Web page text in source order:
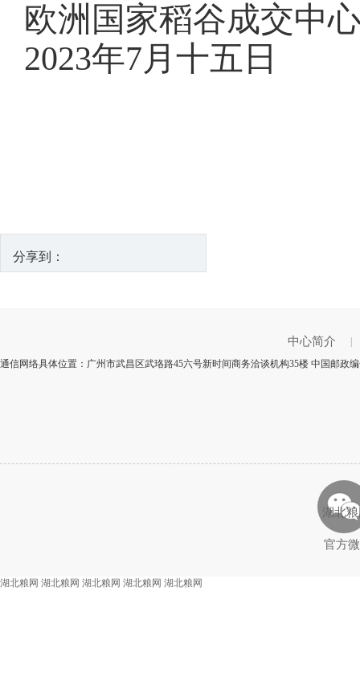
欧洲国家稻谷成交中
2023年7月十五日
分享到：
中心简介
通信网络具体位置：广州市武昌区武珞路45六号新时间商务洽谈机构35楼 中国邮政
湖北
官方
湖北粮网 湖北粮网 湖北粮网 湖北粮网 湖北粮网